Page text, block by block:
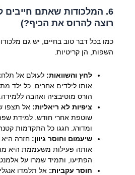
6. המלכודות שאתם חייבים
רוצה להרוס את הכיף?)
כמו בכל דבר טוב בחיים, יש גם
השפות, הן קריטיות.
לחץ והשוואות: לעולם אל
אותו לילדים אחרים. כל ילד
הורס מוטיבציה ואהבה ללמידה.
ציפיות לא ריאליות: אל תצפו
שוטפת אחרי חודש. למידת
ומדורג. חגגו כל התקדמות
שיעמום וחוסר גיוון: חזרה
אותה פעילות משעממת היא
הפתיעו, ותמיד שמרו על
חוסר עקביות: אל תלמדו